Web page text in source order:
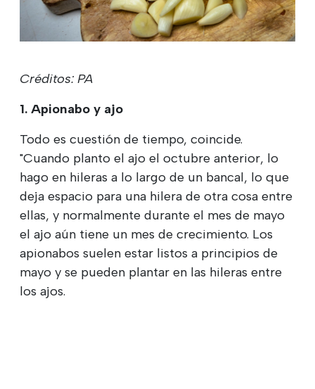
Créditos: PA
1. Apionabo y ajo
Todo es cuestión de tiempo, coincide.
"Cuando planto el ajo el octubre anterior, lo
hago en hileras a lo largo de un bancal, lo que
deja espacio para una hilera de otra cosa entre
ellas, y normalmente durante el mes de mayo
el ajo aún tiene un mes de crecimiento. Los
apionabos suelen estar listos a principios de
mayo y se pueden plantar en las hileras entre
los ajos.